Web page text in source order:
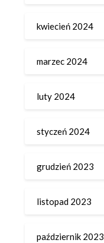
kwiecień 2024
marzec 2024
luty 2024
styczeń 2024
grudzień 2023
listopad 2023
październik 2023